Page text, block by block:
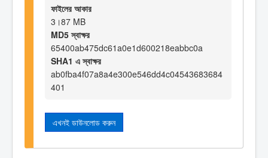
ফাইলের আকার
3।87 MB
MD5 স্বাক্ষর
65400ab475dc61a0e1d600218eabbc0a
SHA1 এ স্বাক্ষর
ab0fba4f07a8a4e300e546dd4c04543683684
401
এখনই ডাউনলোড করুন